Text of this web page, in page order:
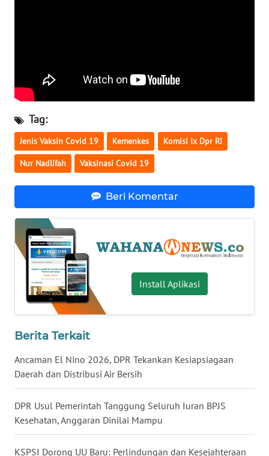
Tag:
Jenis Vaksin Covid 19 Kemenkes Komisi Ix Dpr Ri
Nur Nadlifah Vaksinasi Covid 19
Beri Komentar
Install Aplikasi
Berita Terkait
Ancaman El Nino 2026, DPR Tekankan Kesiapsiagaan
Daerah dan Distribusi Air Bersih
DPR Usul Pemerintah Tanggung Seluruh Iuran BPJS
Kesehatan, Anggaran Dinilai Mampu
KSPSI Dorong UU Baru: Perlindungan dan Kesejahteraan
WN
SULTENG
WN
SULBAR
BABEL
WN
SUMBAR
WN
SUMSEL
WN
WN